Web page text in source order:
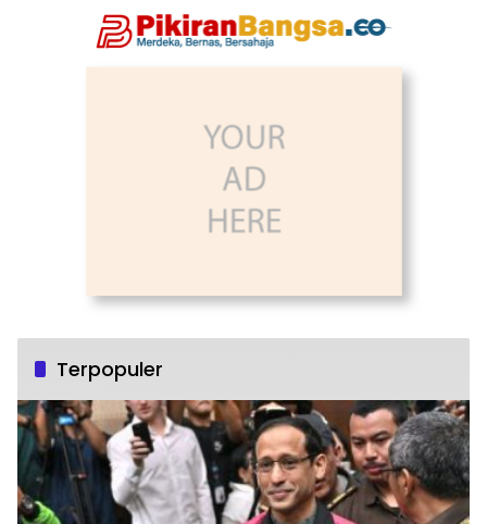
Terpopuler